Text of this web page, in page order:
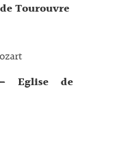
Tourouvre
Eglise de